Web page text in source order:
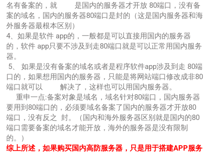
名有备案的，就 是国内的服务器才开放 80端口，没有备
案的域名，国内的服务器80端口是封的（这是国内服务器和海
外服务器最根本区别）
4、如果是软件 app的，一般都是可以直接用国内的服务器
的，软件 app只要不涉及到走80端口就是可以正常用国内服务
器。
5、 如果是没有备案的域名或者是程序软件app涉及到走 80端
口的，如果想用国内的服务器，只能是将网站端口修改成非80
端口就可以 解决了，这样也可以用国内服务器。
重申一点:备案对象是域名，域名针对80端口，国内服务器
要用到80端口的，必须要域名备案了国内的服务器才开放80
端口，没有反之 封。（国内和海外服务器区别就是国内的80
端口需要备案的域名才能开放，海外的服务器是没有限制
的。）
综上所述，如果购买国内高防服务器，只是用于搭建APP服务